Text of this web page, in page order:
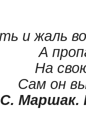
и жаль
А
На
Сам он
С. Маршак.